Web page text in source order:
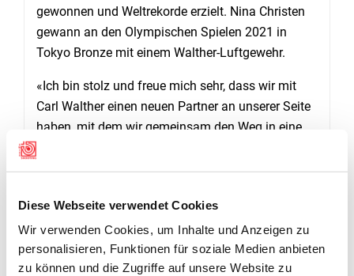
Diese Webseite verwendet Cookies
Wir verwenden Cookies, um Inhalte und Anzeigen zu
personalisieren, Funktionen für soziale Medien anbieten
zu können und die Zugriffe auf unsere Website zu
gewonnen und Weltrekorde erzielt. Nina Christen
gewann an den Olympischen Spielen 2021 in
Tokyo Bronze mit einem Walther-Luftgewehr.
«Ich bin stolz und freue mich sehr, dass wir mit
Carl Walther einen neuen Partner an unserer Seite
haben, mit dem wir gemeinsam den Weg in eine
ich fest überzeugt», sagt Daniel Burger, Leiter